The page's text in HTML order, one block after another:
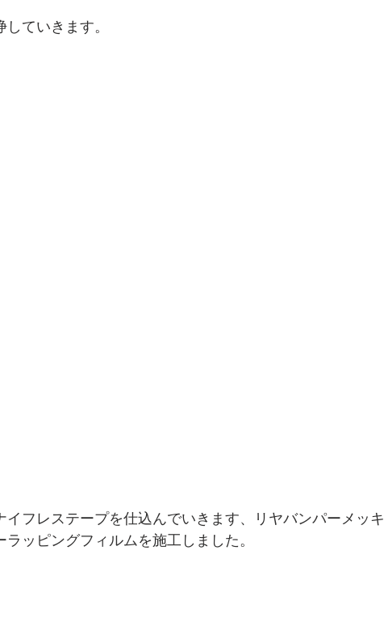
ていきます。
フレステープを仕込んでいきます、リヤバンパーメッキ
ッピングフィルムを施工しました。